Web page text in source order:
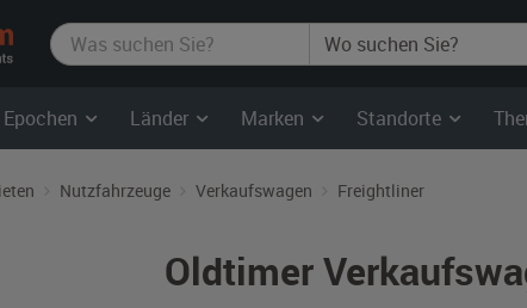
film-
autos.com
Epochen Länder Marken Standorte
Nutzfahrzeuge Verkaufswagen Freightliner
Oldtimer